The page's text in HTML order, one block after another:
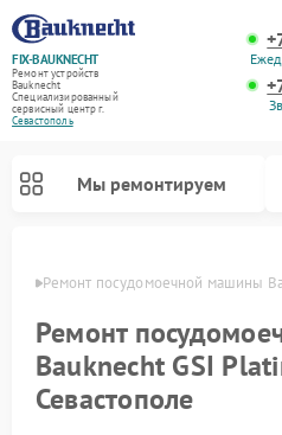
FIX-BAUKNECHT
Ремонт устройств
Bauknecht
Специализированный
cервисный центр г.
Севастополь
Мы ремонтируем
Ремонт посудомоечной машины
Ремонт
Bauknecht GSI
Севастополе